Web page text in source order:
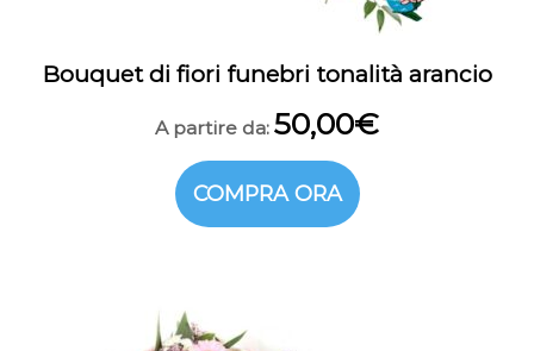
Bouquet di fiori funebri tonalità arancio
A partire da: 50,00€
COMPRA ORA